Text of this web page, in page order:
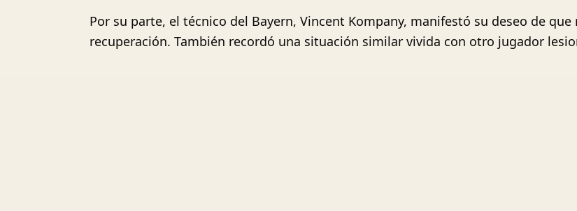
Por su parte, el técnico del Bayern, Vincent Kompany, manifestó su deseo de
recuperación. También recordó una situación similar vivida con otro jugador